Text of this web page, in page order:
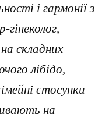
і гармонії з
гінеколог,
складних
лібідо,
стосунки
на